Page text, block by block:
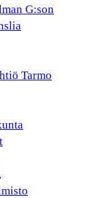
G:son
Tarmo